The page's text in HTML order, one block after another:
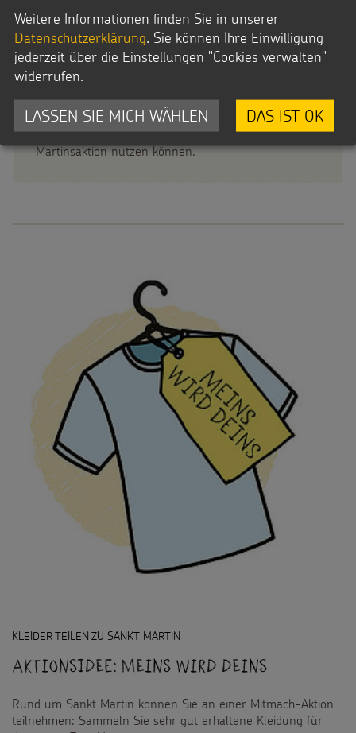
aufder Internetseite der Diözese Rottenburg-Stuttgart
Abstandsregeln und Hygienekonzepte sind wichtig!
Fürs Sternsingen haben wireiniges für Sie
zusammengestellt, dass Sie auch für Ihre
Martinsaktion nutzen können.
KLEIDER TEILEN ZU SANKT MARTIN
Aktionsidee: Meins wird Deins
Rund um Sankt Martin können Sie an einer Mitmach-Aktion
teilnehmen: Sammeln Sie sehr gut erhaltene Kleidung für
Weitere Informationen finden Sie in unserer
Datenschutzerklärung. Sie können Ihre Einwilligung
jederzeit über die Einstellungen "Cookies verwalten"
widerrufen.
LASSEN SIE MICH WÄHLEN DAS IST OK